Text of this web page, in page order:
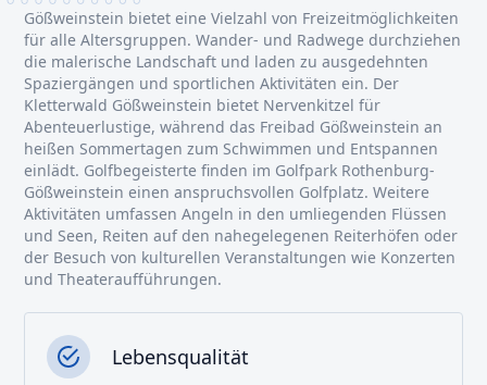
Gößweinstein bietet eine Vielzahl von Freizeitmöglichkeiten
für alle Altersgruppen. Wander- und Radwege durchziehen
die malerische Landschaft und laden zu ausgedehnten
Spaziergängen und sportlichen Aktivitäten ein. Der
Kletterwald Gößweinstein bietet Nervenkitzel für
Abenteuerlustige, während das Freibad Gößweinstein an
heißen Sommertagen zum Schwimmen und Entspannen
einlädt. Golfbegeisterte finden im Golfpark Rothenburg-
Gößweinstein einen anspruchsvollen Golfplatz. Weitere
Aktivitäten umfassen Angeln in den umliegenden Flüssen
und Seen, Reiten auf den nahegelegenen Reiterhöfen oder
der Besuch von kulturellen Veranstaltungen wie Konzerten
und Theateraufführungen.
Lebensqualität